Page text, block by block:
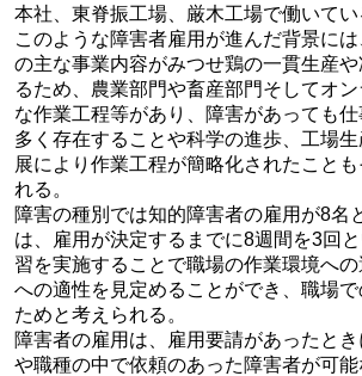
本社、東脊振工場、厳木工場で働いてい
このような障害者雇用が進んだ背景に
の主な事業内容がみつせ鶏の一貫生産
るため、農業部門や畜産部門そしてオ
な作業工程等があり、障害があっても
多く存在することや科学の進歩、工場
展により作業工程が簡略化されたこと
れる。
障害の種別では知的障害者の雇用が8名
は、雇用が決定するまでに8週間を3回
習を実施することで職場の作業環境へ
への適性を見定めることができ、職場
ためと考えられる。
障害者の雇用は、雇用要請があったと
や職種の中で依頼のあった障害者が可